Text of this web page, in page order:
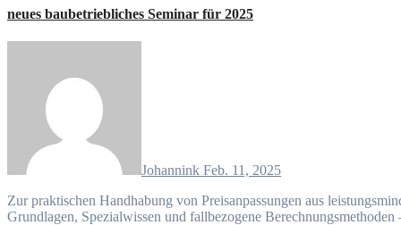
neues baubetriebliches Seminar für 2025
Johannink Feb. 11, 2025
Zur praktischen Handhabung von Preisanpassungen aus leistungsmindernden und leistungserhöhenden Bestellungsänderungen –
Grundlagen, Spezialwissen und fallbezogene